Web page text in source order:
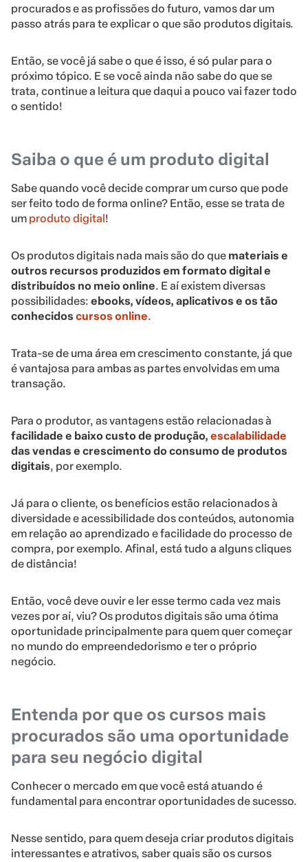
procurados e as profissões do futuro, vamos dar um
passo atrás para te explicar o que são produtos digitais.
Então, se você já sabe o que é isso, é só pular para o
próximo tópico. E se você ainda não sabe do que se
trata, continue a leitura que daqui a pouco vai fazer todo
o sentido!
Saiba o que é um produto digital
Sabe quando você decide comprar um curso que pode
ser feito todo de forma online? Então, esse se trata de
um produto digital !
Os produtos digitais nada mais são do que materiais e
outros recursos produzidos em formato digital e
distribuídos no meio online. E aí existem diversas
possibilidades: ebooks, vídeos, aplicativos e os tão
conhecidos cursos online.
Trata-se de uma área em crescimento constante, já que
é vantajosa para ambas as partes envolvidas em uma
transação.
Para o produtor, as vantagens estão relacionadas à
facilidade e baixo custo de produção, escalabilidade
das vendas e crescimento do consumo de produtos
digitais, por exemplo.
Já para o cliente, os benefícios estão relacionados à
diversidade e acessibilidade dos conteúdos, autonomia
em relação ao aprendizado e facilidade do processo de
compra, por exemplo. Afinal, está tudo a alguns cliques
de distância!
Então, você deve ouvir e ler esse termo cada vez mais
vezes por aí, viu? Os produtos digitais são uma ótima
oportunidade principalmente para quem quer começar
no mundo do empreendedorismo e ter o próprio
negócio.
Entenda por que os cursos mais
procurados são uma oportunidade
para seu negócio digital
Conhecer o mercado em que você está atuando é
fundamental para encontrar oportunidades de sucesso.
Nesse sentido, para quem deseja criar produtos digitais
interessantes e atrativos, saber quais são os cursos